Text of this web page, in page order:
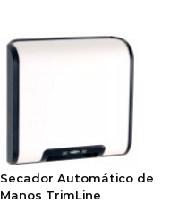
Secador Automático de
Manos TrimLine